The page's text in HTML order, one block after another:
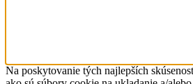
Na poskytovanie tých najlepších